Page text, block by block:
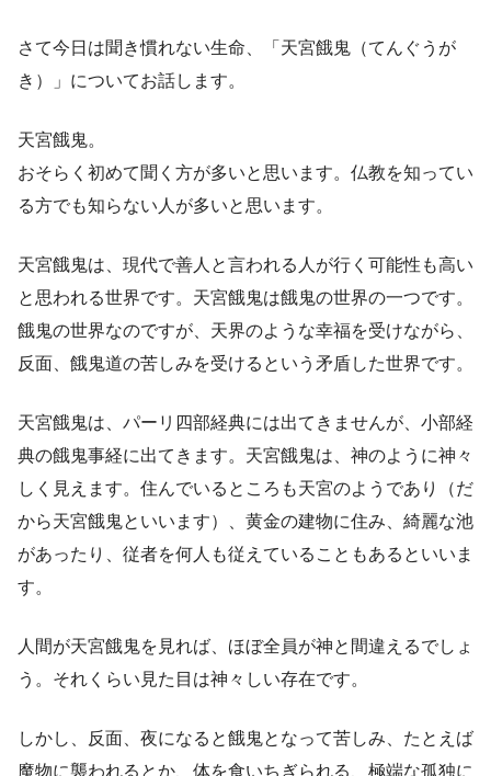
さて今日は聞き慣れない生命、「天宮餓鬼（てんぐうが
き）」についてお話します。
天宮餓鬼。
おそらく初めて聞く方が多いと思います。仏教を知ってい
る方でも知らない人が多いと思います。
天宮餓鬼は、現代で善人と言われる人が行く可能性も高い
と思われる世界です。天宮餓鬼は餓鬼の世界の一つです。
餓鬼の世界なのですが、天界のような幸福を受けながら、
反面、餓鬼道の苦しみを受けるという矛盾した世界です。
天宮餓鬼は、パーリ四部経典には出てきませんが、小部経
典の餓鬼事経に出てきます。天宮餓鬼は、神のように神々
しく見えます。住んでいるところも天宮のようであり（だ
から天宮餓鬼といいます）、黄金の建物に住み、綺麗な池
があったり、従者を何人も従えていることもあるといいま
す。
人間が天宮餓鬼を見れば、ほぼ全員が神と間違えるでしょ
う。それくらい見た目は神々しい存在です。
しかし、反面、夜になると餓鬼となって苦しみ、たとえば
魔物に襲われるとか、体を食いちぎられる、極端な孤独に